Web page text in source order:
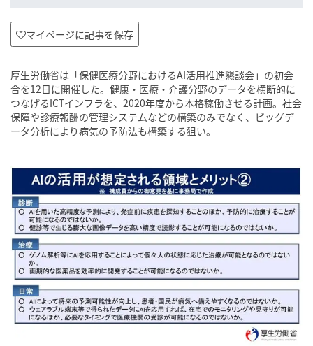
マイページに記事を保存
厚生労働省は「保健医療分野におけるAI活用推進懇談会」の初会
合を12日に開催した。健康・医療・介護分野のデータを横断的に
つなげるICTインフラを、2020年度から本格稼働させる計画。社会
保障や診療報酬の管理システムなどの構築のみでなく、ビッグデ
ータ分析により病気の予防法も構築する狙い。